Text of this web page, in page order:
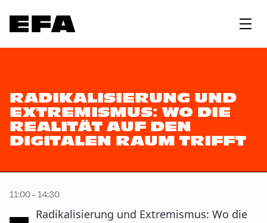
RADIKALISIERUNG UND
EXTREMISMUS: WO DIE
REALITÄT AUF DEN
DIGITALEN RAUM TRIFFT
11:00 - 14:30
Radikalisierung und Extremismus: Wo die